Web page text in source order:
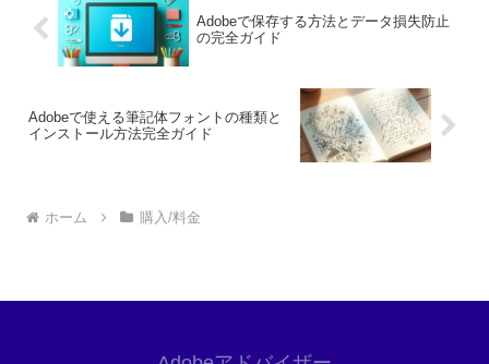
Adobeで保存する方法とデータ損失防止
の完全ガイド
Adobeで使える筆記体フォントの種類と
インストール方法完全ガイド
ホーム 購入/料金